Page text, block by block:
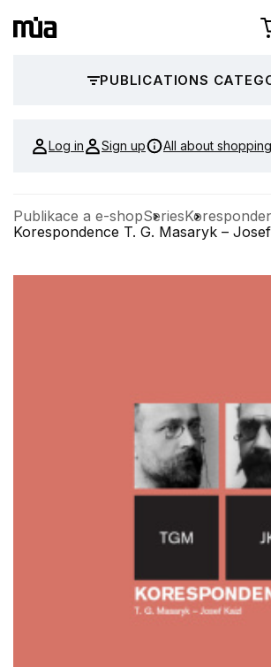
PUBLICATIONS
Log in Sign up All about shopping
Publikace a e-shopSeries
Korespondence T. G. Masaryk –